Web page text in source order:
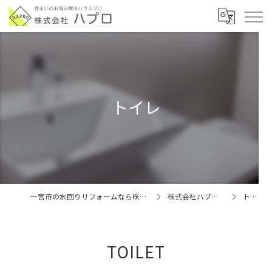
トイレ
一宮市の水回りリフォームなら株式会社ハプロ 株式会社ハプロの特徴 トイレ
TOILET